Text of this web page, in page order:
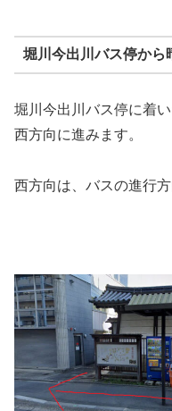
堀川今出川バス停から
堀川今出川バス停に着い
西方向に進みます。
西方向は、バスの進行